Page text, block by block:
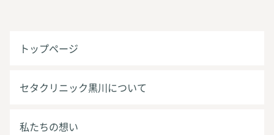
トップページ
セタクリニック黒川について
私たちの想い